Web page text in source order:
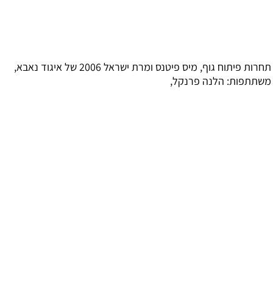
תחרות פיתוח גוף, מיס פיטנס ומרת ישראל 2006 של איגוד נאבא,
הלנה פרנקל,